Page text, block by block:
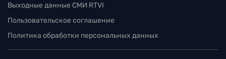
Выходные данные СМИ RTVI
Пользовательское соглашение
Политика обработки персональных данных